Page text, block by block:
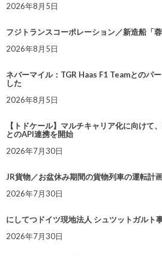
2026年8月5日
フジトランスコーポレーション／新造船「
2026年8月5日
ネバーマイル：TGR Haas F1 Teamとのパ
した
2026年8月5日
【トドケール】マルチキャリア化に向けて
とのAPI連携を開始
2026年7月30日
JR貨物／お盆休み期間の貨物列車の運転計
2026年7月30日
にしてつドイツ現地法人 シュツットガルト
2026年7月30日